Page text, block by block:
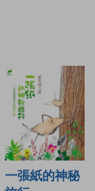
一張紙的神秘